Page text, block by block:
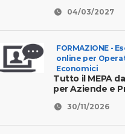
04/03/2027
FORMAZIONE -
online per
Economici
Tutto il MEPA
per Aziende e
30/11/2026